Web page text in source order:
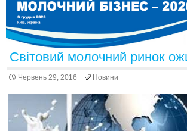
Світовий молочний ринок
Червень 29, 2016 Новини